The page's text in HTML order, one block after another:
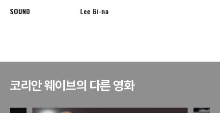
SOUND
Lee Gi-na
코리안 웨이브의 다른 영화